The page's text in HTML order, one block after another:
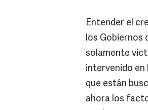
Entender el
los Gobiernos
solamente
intervenido en
que están
ahora los